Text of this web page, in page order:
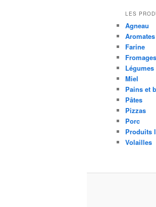
LES
Agneau
Farine
Légumes
Miel
Pains et
Pâtes
Pizzas
Porc
Produits
Volailles